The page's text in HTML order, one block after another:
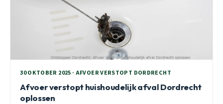
30 OKTOBER 2025 · AFVOER VERSTOPT DORDRECHT
Afvoer verstopt huishoudelijk afval Dordrecht
oplossen